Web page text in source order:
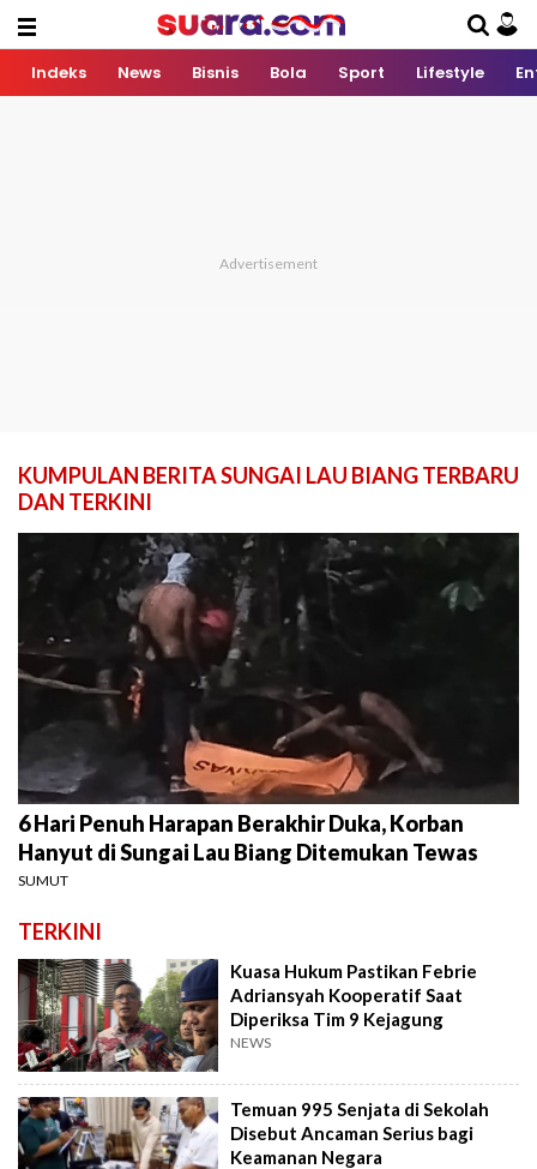
Indeks News Bisnis Bola Sport Lifestyle
KUMPULAN BERITA SUNGAI LAU BIANG TERBARU
DAN TERKINI
6 Hari Penuh Harapan Berakhir Duka, Korban
Hanyut di Sungai Lau Biang Ditemukan Tewas
SUMUT
TERKINI
Kuasa Hukum Pastikan Febrie
Adriansyah Kooperatif Saat
Diperiksa Tim 9 Kejagung
NEWS
Temuan 995 Senjata di Sekolah
Disebut Ancaman Serius bagi
Keamanan Negara